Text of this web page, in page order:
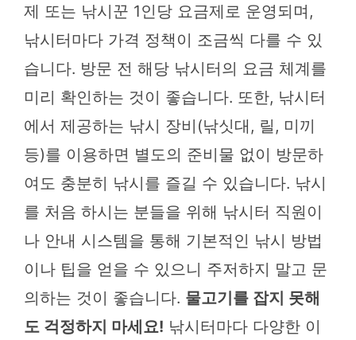
제 또는 낚시꾼 1인당 요금제로 운영되며,
낚시터마다 가격 정책이 조금씩 다를 수 있
습니다. 방문 전 해당 낚시터의 요금 체계를
미리 확인하는 것이 좋습니다. 또한, 낚시터
에서 제공하는 낚시 장비(낚싯대, 릴, 미끼
등)를 이용하면 별도의 준비물 없이 방문하
여도 충분히 낚시를 즐길 수 있습니다. 낚시
를 처음 하시는 분들을 위해 낚시터 직원이
나 안내 시스템을 통해 기본적인 낚시 방법
이나 팁을 얻을 수 있으니 주저하지 말고 문
의하는 것이 좋습니다. 물고기를 잡지 못해
도 걱정하지 마세요! 낚시터마다 다양한 이